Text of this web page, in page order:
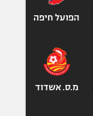
הפועל חיפה
מ.ס. אשדוד